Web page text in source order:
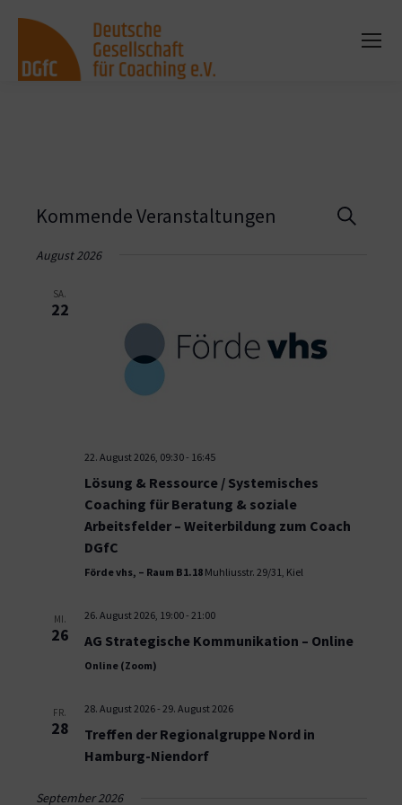
Suche
Kommende Veranstaltungen
August 2026
SA.
22
22. August 2026, 09:30- 16:45
Lösung & Ressource / Systemisches
Coaching für Beratung & soziale
Arbeitsfelder – Weiterbildung zum Coach
DGfC
Förde vhs, – Raum B1.18 Muhliusstr. 29/31, Kiel
MI.
26
26. August 2026, 19:00- 21:00
AG Strategische Kommunikation – Online
Online (Zoom)
FR.
28
28. August 2026- 29. August 2026
Treffen der Regionalgruppe Nord in
Hamburg-Niendorf
September 2026